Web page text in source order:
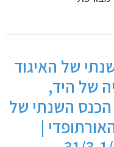
של האיגוד
של היד,
השנתי של
|